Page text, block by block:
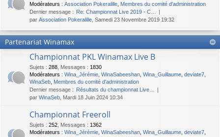
Modérateurs : Association Pokeralille Membres du comité d'administration
Dernier message : Re: Championnat Live 2019 - C…
par Association Pokeralille , Samedi 23 Novembre 2019 19:32
Partenariat Winamax
Championnat PKL Winamax Live B
Sujets : 288 Messages : 1830
Modérateurs : Wina_Jérémie WinaSabeeshan Wina_Guillaume deviate7
WinaSeb Membres du comité d'administration
Dernier message : Résultats du championnat Live…
par WinaSeb , Mardi 18 Juin 2024 10:34
Championnat Freeroll
Sujets : 252 Messages : 1362
Modérateurs : Wina_Jérémie WinaSabeeshan Wina_Guillaume deviate7